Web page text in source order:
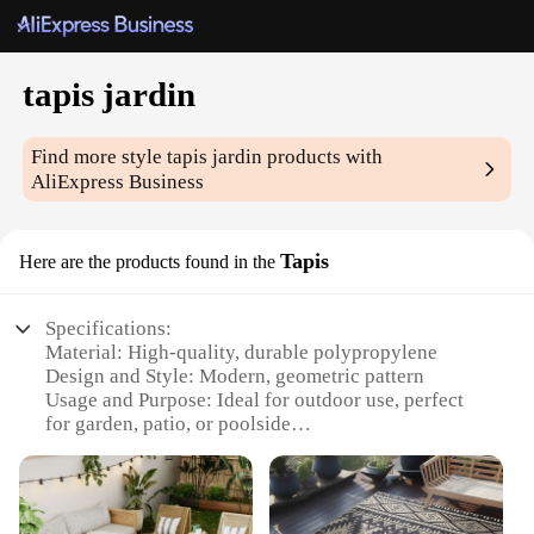
tapis jardin
Find more styletapis jardin products with
AliExpress Business
Here are the products found in the Tapis
Specifications:
Material: High-quality, durable polypropylene
Design and Style: Modern, geometric pattern
Usage and Purpose: Ideal for outdoor use, perfect
for garden, patio, or poolside
different spaces
Performance and Property: Weather-resistant, easy
to clean, and UV-protected